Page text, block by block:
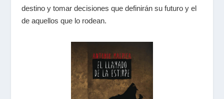
destino y tomar decisiones que definirán su futuro y el
de aquellos que lo rodean.